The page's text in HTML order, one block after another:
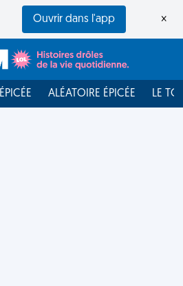
Ouvrir dans l'app ×
ÉPICÉE ALÉATOIRE ÉPICÉE LE